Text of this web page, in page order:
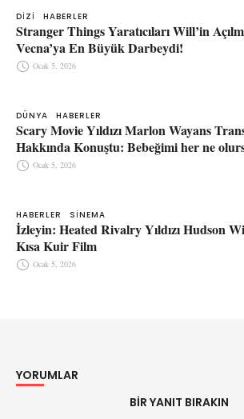
DIZI HABERLER
Stranger Things Yaratıcıları Will’in
Vecna’ya En Büyük Darbeydi!
Ocak 5, 2026
DÜNYA HABERLER
Scary Movie Yıldızı Marlon Wayans
Hakkında Konuştu: Bebeğimi her ne
Ocak 5, 2026
HABERLER SINEMA
İzleyin: Heated Rivalry Yıldızı Hudson
Kısa Kuir Film
Ocak 5, 2026
YORUMLAR
BIR YANIT BIRAKIN